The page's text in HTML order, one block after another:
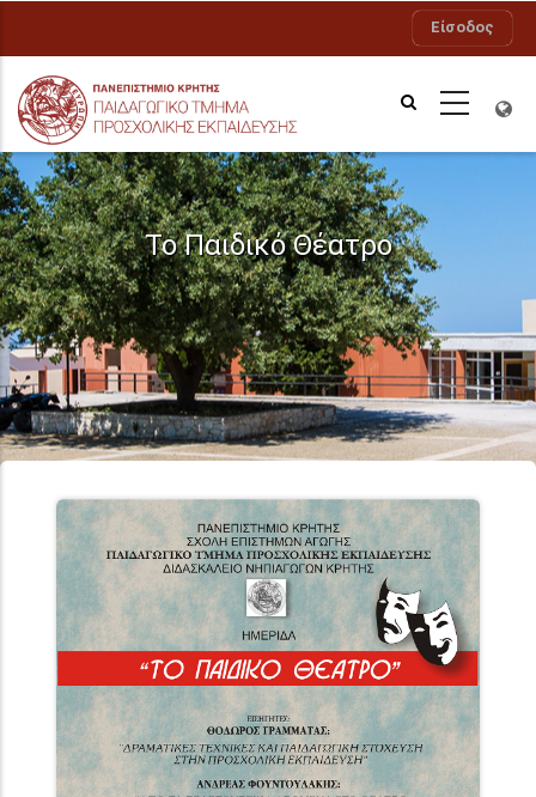
κυρίως
περιεχόμενο
Είσοδος
Το Παιδικό Θέατρο